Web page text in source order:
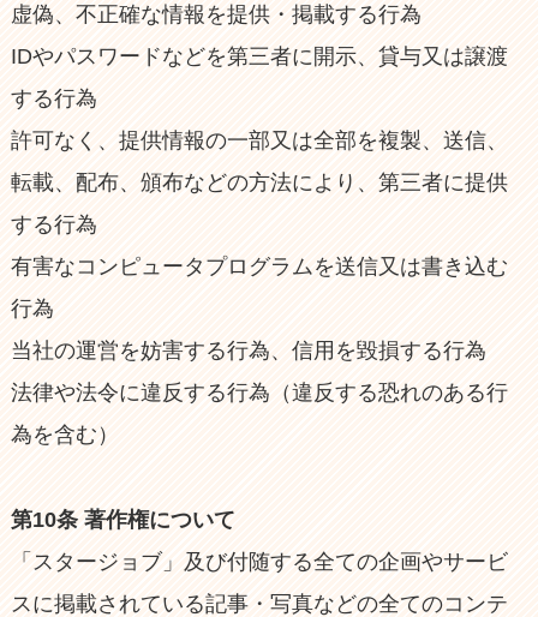
虚偽、不正確な情報を提供・掲載する行為
IDやパスワードなどを第三者に開示、貸与又は譲渡
する行為
許可なく、提供情報の一部又は全部を複製、送信、
転載、配布、頒布などの方法により、第三者に提供
する行為
有害なコンピュータプログラムを送信又は書き込む
行為
当社の運営を妨害する行為、信用を毀損する行為
法律や法令に違反する行為（違反する恐れのある行
為を含む）
第10条 著作権について
「スタージョブ」及び付随する全ての企画やサービ
スに掲載されている記事・写真などの全てのコンテ